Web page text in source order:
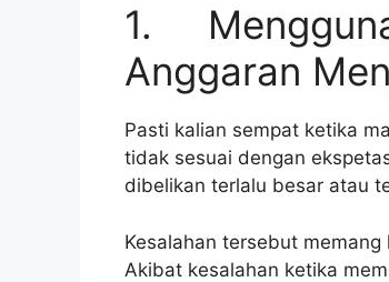
1.
Anggaran
Pasti kalian sempat ketika
tidak sesuai dengan
dibelikan terlalu besar atau
Kesalahan tersebut
Akibat kesalahan ketika